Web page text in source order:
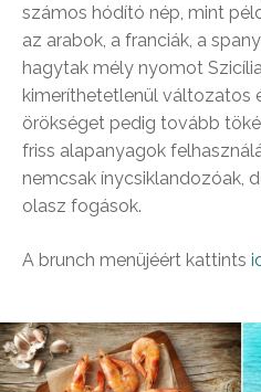
számos hódító nép, mint
az arabok, a franciák, a
hagytak mély nyomot
kimeríthetetlenül változatos
örökséget pedig tovább
friss alapanyagok
nemcsak ínycsiklandozóak,
olasz fogások.
A brunch menüjéért kattints